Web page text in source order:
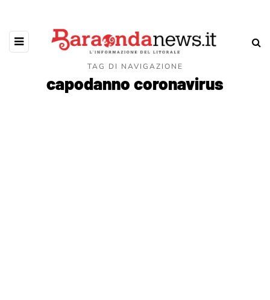
TAG DI NAVIGAZIONE
capodanno coronavirus